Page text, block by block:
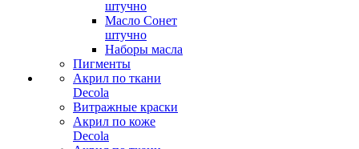
штучно
Масло Сонет
штучно
Наборы масла
Пигменты
Акрил по ткани
Decola
Витражные краски
Акрил по коже
Decola